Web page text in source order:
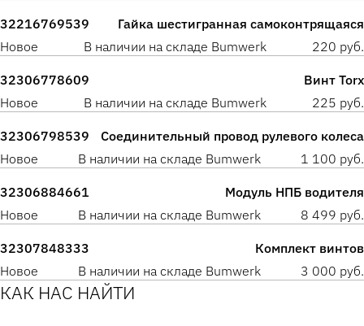
32216769539
Гайка шестигранная самоконтрящаяся
Новое
В наличии на складе Bumwerk 220 руб.
32306778609
Винт Torx
Новое
В наличии на складе Bumwerk 225 руб.
32306798539
Соединительный провод рулевого колеса
Новое
В наличии на складе Bumwerk 1 100 руб.
32306884661
Модуль НПБ водителя
Новое
В наличии на складе Bumwerk 8 499 руб.
32307848333
Комплект винтов
Новое
В наличии на складе Bumwerk 3 000 руб.
КАК НАС НАЙТИ